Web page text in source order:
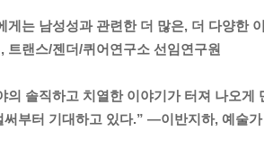
우받기를 바라는 경우에는 더더욱 그렇다
데 이제는 충분히 여자애 같지 않다는 이
게는 남성성과 관련한 더 많은, 더 다양한
랜스/젠더/퀴어연구소 선임연구원
의 솔직하고 치열한 이야기가 터져 나오게
써부터 기대하고 있다.” ―이반지하, 예술가